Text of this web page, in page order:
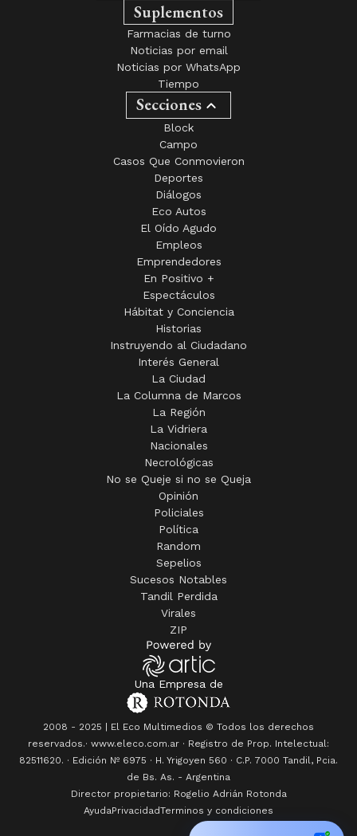
Suplementos
Farmacias de turno
Noticias por email
Noticias por WhatsApp
Tiempo
Secciones
Block
Campo
Casos Que Conmovieron
Deportes
Diálogos
Eco Autos
El Oído Agudo
Empleos
Emprendedores
En Positivo +
Espectáculos
Hábitat y Conciencia
Historias
Instruyendo al Ciudadano
Interés General
La Ciudad
La Columna de Marcos
La Región
La Vidriera
Nacionales
Necrológicas
No se Queje si no se Queja
Opinión
Policiales
Política
Random
Sepelios
Sucesos Notables
Tandil Perdida
Virales
ZIP
Una Empresa de
2008 - 2025 | El Eco Multimedios © Todos los derechos
reservados.· www.eleco.com.ar · Registro de Prop. Intelectual:
82511620. · Edición Nº 6975 · H. Yrigoyen 560 · C.P. 7000 Tandil, Pcia.
de Bs. As. - Argentina
Director propietario: Rogelio Adrián Rotonda
AyudaPrivacidadTerminos y condiciones